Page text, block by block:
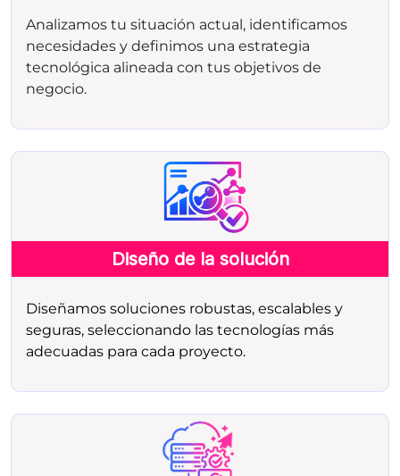
Analizamos tu situación actual, identificamos
necesidades y definimos una estrategia
tecnológica alineada con tus objetivos de
negocio.
Diseño de la solución
Diseñamos soluciones robustas, escalables y
seguras, seleccionando las tecnologías más
adecuadas para cada proyecto.